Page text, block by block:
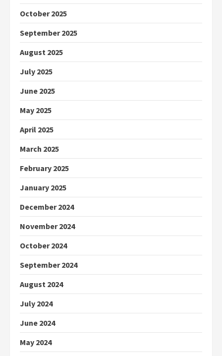
October 2025
September 2025
August 2025
July 2025
June 2025
May 2025
April 2025
March 2025
February 2025
January 2025
December 2024
November 2024
October 2024
September 2024
August 2024
July 2024
June 2024
May 2024